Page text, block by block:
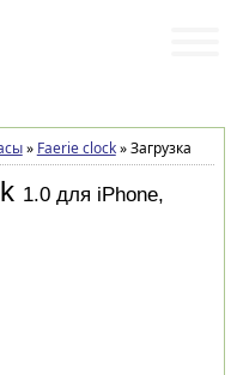
» Faerie clock»Загрузка
1.0 для iPhone,